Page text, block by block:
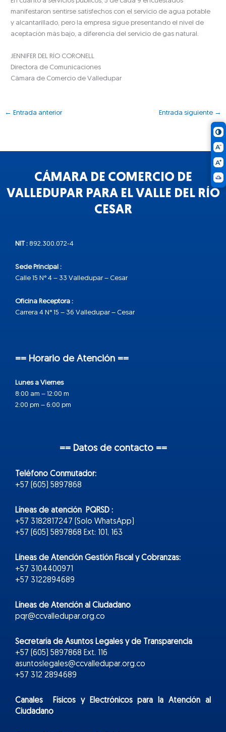
manifestaron sentirse satisfechos con el servicio de agua potable
y alcantarillado, pero la empresa sigue presentando el nivel de
aceptación más bajo, a diferencia del servicio de gas natural.
JENNIFER DEL RÍO CORONELL
Directora de Comunicaciones
Cámara de Comercio de Valledupar
← Entrada anterior Entrada siguiente →
CÁMARA DE COMERCIO DE
VALLEDUPAR PARA EL VALLE DEL RÍO
CESAR
NIT : 892.300.072-4
Sede Principal :
Calle 15 N° 4 – 33 Valledupar – Cesar
Oficina Receptora :
Carrera 4 N° 15 – 36 Valledupar – Cesar
== Horario de Atención ==
Lunes a Viernes
8:00 am – 12:00 m
2:00 pm – 6:00 pm
== Datos de contacto ==
Teléfono Conmutador:
+57 (605) 5897868
Líneas de atención PQRSD :
+57 3182817247 (Solo WhatsApp)
+57 (605) 5897868 Ext: 101, 163
Líneas de Atención Gestión Fiscal y Cobranzas:
+57 3104400971
+57 3122894689
Líneas de Atención al Ciudadano
pqr@ccvalledupar.org.co
Secretaría de Asuntos Legales y de Transparencia
+57 (605) 5897868 Ext. 116
asuntoslegales@ccvalledupar.org.co
+57 312 2894689
Canales Físicos yElectrónicospara la Atención al
Ciudadano